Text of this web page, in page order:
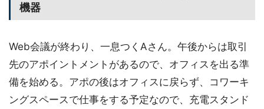
機器
Web会議が終わり、一息つくAさん。午後からは取引
先のアポイントメントがあるので、オフィスを出る準
備を始める。アポの後はオフィスに戻らず、コワーキ
ングスペースで仕事をする予定なので、充電スタンド